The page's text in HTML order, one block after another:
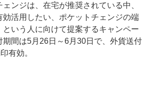
ンジは、在宅が推奨されている中、
効活用したい、ポケットチェンジの端
という人に向けて提案するキャンペー
期間は5月26日～6月30日で、外貨送付
有効。